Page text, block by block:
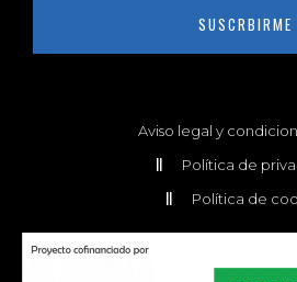
SUSCRBIRME
Aviso legal y
Política de
Política de